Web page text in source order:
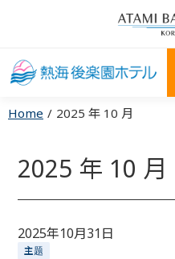
Home 2025 年 10 月
2025 年 10 月
2025年10月31日
主题